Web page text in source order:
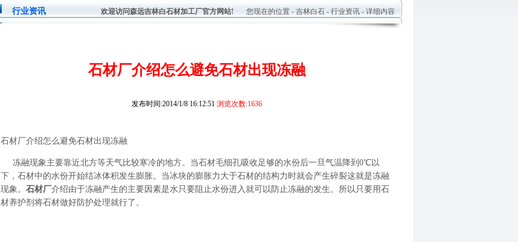
行业资讯 欢迎访问森远吉林白石材加工厂官方网站! 您现在的位置 - 吉林白石 - 行业资讯 - 详细内容
石材厂介绍怎么避免石材出现冻融
发布时间:2014/1/8 16:12:51 浏览次数:1636
石材厂介绍怎么避免石材出现冻融
冻融现象主要靠近北方等天气比较寒冷的地方。当石材毛细孔吸收足够的水份后一旦气温降到0℃以
下，石材中的水份开始结冰体积发生膨胀。当冰块的膨胀力大于石材的结构力时就会产生碎裂这就是冻融
现象。 石材厂介绍由于冻融产生的主要因素是水只要阻止水份进入就可以防止冻融的发生。所以只要用石
材养护剂将石材做好防护处理就行了。